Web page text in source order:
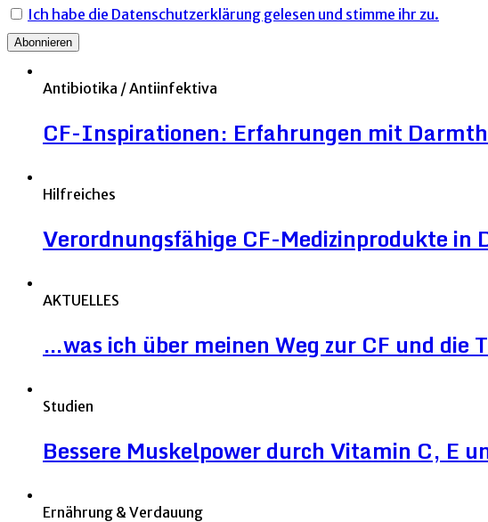
Ich habe die Datenschutzerklärung gelesen und stimme ihr zu.
Antibiotika / Antiinfektiva
CF-Inspirationen: Erfahrungen mit
Hilfreiches
Verordnungsfähige CF-Medizinprodukte
AKTUELLES
…was ich über meinen Weg zur CF und die
Studien
Bessere Muskelpower durch Vitamin C, E
Ernährung & Verdauung